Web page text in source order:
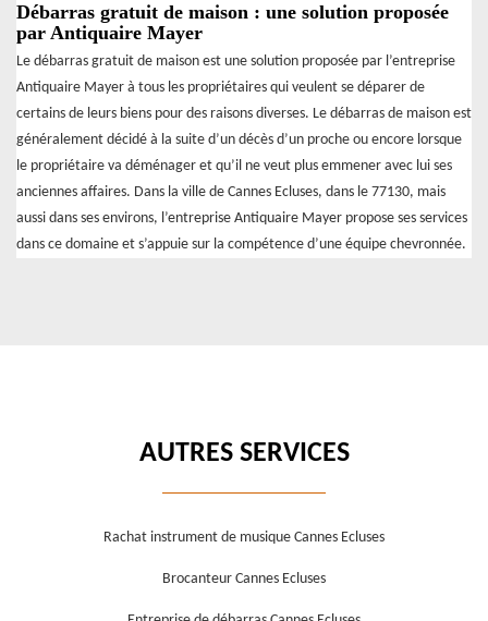
Débarras gratuit de maison : une solution proposée
par Antiquaire Mayer
Le débarras gratuit de maison est une solution proposée par l’entreprise
Antiquaire Mayer à tous les propriétaires qui veulent se déparer de
certains de leurs biens pour des raisons diverses. Le débarras de maison est
généralement décidé à la suite d’un décès d’un proche ou encore lorsque
le propriétaire va déménager et qu’il ne veut plus emmener avec lui ses
anciennes affaires. Dans la ville de Cannes Ecluses, dans le 77130, mais
aussi dans ses environs, l’entreprise Antiquaire Mayer propose ses services
dans ce domaine et s’appuie sur la compétence d’une équipe chevronnée.
AUTRES SERVICES
Rachat instrument de musique Cannes Ecluses
Brocanteur Cannes Ecluses